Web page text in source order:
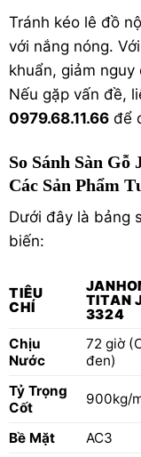
Tránh kéo lê đồ
với nắng nóng.
khuẩn, giảm
Nếu gặp vấn đề,
0979.68.11.66 để
So Sánh Sàn
Các Sản Phẩm
Dưới đây là bảng
biến:
TIÊU
CHÍ
TITAN
3324
Chịu
Nước
72 giờ
đen)
Tỷ Trọng
Cốt
900kg/
Bề Mặt AC3